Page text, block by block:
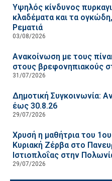
Υψηλός κίνδυνος
κλαδέματα και τα
Ρεματιά
03/08/2026
Ανακοίνωση με τους
στους βρεφονηπιακούς
31/07/2026
Δημοτική Συγκοινωνία:
έως 30.8.26
29/07/2026
Χρυσή η μαθήτρια του
Κυριακή Ζέρβα στο
Ιστιοπλοΐας στην
29/07/2026